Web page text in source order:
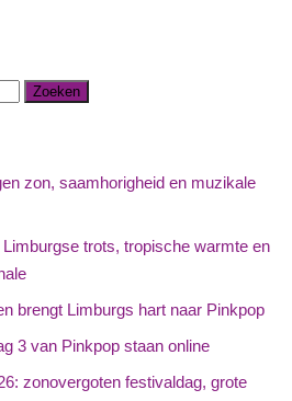
zon, saamhorigheid en muzikale
trots, tropische warmte en
brengt Limburgs hart naar Pinkpop
3 van Pinkpop staan online
zonovergoten festivaldag, grote